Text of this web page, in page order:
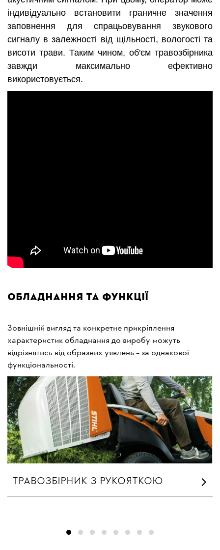
індивідуально встановити граничне значення
заповнення для спрацьовування звукового
сигналу в залежності від щільності, вологості та
висоти трави. Таким чином, об'єм травозбірника
завжди максимально ефективно
використовується.
Обладнання та функції
Зовнішній вигляд та конкретне прикріплення
характеристик обладнання до виробу можуть
відрізнятись від образних уявлень – за однакової
функціональності.
ТРАВОЗБІРНИК З РУКОЯТКОЮ